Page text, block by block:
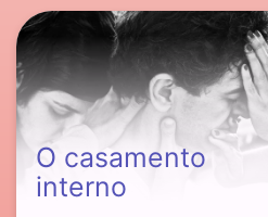
O casamento
interno